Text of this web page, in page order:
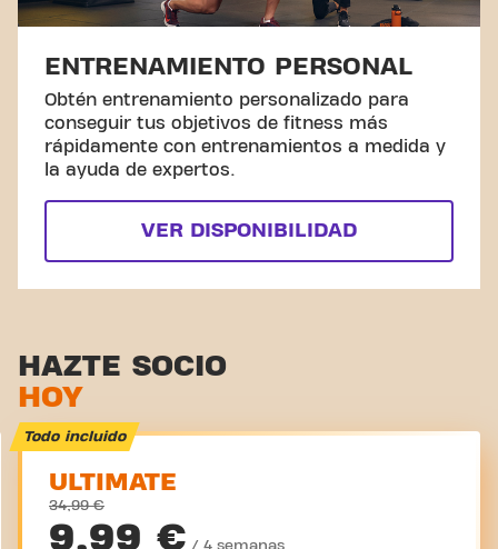
ENTRENAMIENTO PERSONAL
Obtén entrenamiento personalizado para
conseguir tus objetivos de fitness más
rápidamente con entrenamientos a medida y
la ayuda de expertos.
VER DISPONIBILIDAD
HAZTE SOCIO
HOY
Todo incluido
ULTIMATE
34,99 €
9,99 € / 4 semanas